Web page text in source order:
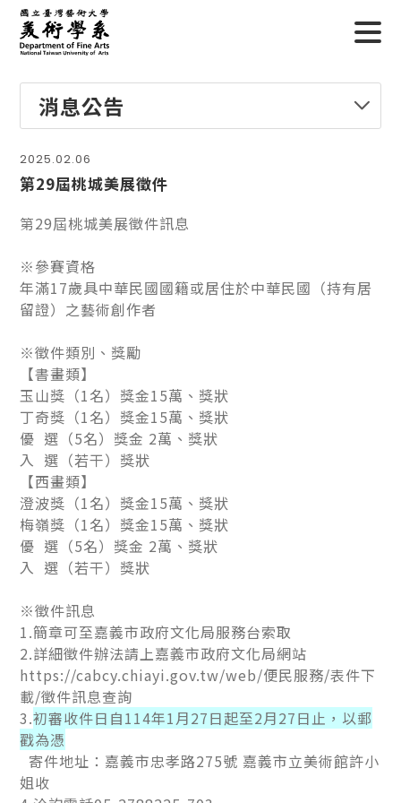
消息公告
2025.02.06
第29屆桃城美展徵件
第29屆桃城美展徵件訊息
※參賽資格
年滿17歲具中華民國國籍或居住於中華民國（持有居
留證）之藝術創作者
※徵件類別、獎勵
【書畫類】
玉山獎（1名）獎金15萬、獎狀
丁奇獎（1名）獎金15萬、獎狀
優 選（5名）獎金 2萬、獎狀
入 選（若干）獎狀
【西畫類】
澄波獎（1名）獎金15萬、獎狀
梅嶺獎（1名）獎金15萬、獎狀
優 選（5名）獎金 2萬、獎狀
入 選（若干）獎狀
※徵件訊息
1.簡章可至嘉義市政府文化局服務台索取
2.詳細徵件辦法請上嘉義市政府文化局網站
https://cabcy.chiayi.gov.tw/web/便民服務/表件下
載/徵件訊息查詢
3.初審收件日自114年1月27日起至2月27日止，以郵
戳為憑
寄件地址：嘉義市忠孝路275號 嘉義市立美術館許小
姐收